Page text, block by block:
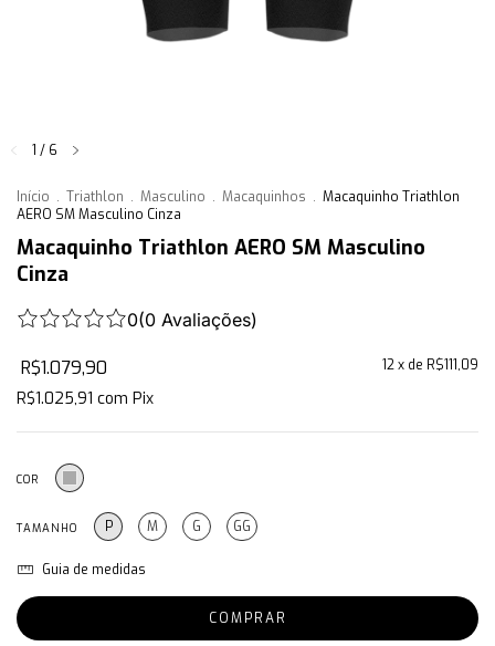
1 / 6
Início . Triathlon . Masculino . Macaquinhos . Macaquinho Triathlon
AERO SM Masculino Cinza
Macaquinho Triathlon AERO SM Masculino
Cinza
0(0 Avaliações)
R$1.079,90 12x de R$111,09
R$1.025,91 com Pix
COR
TAMANHO P M G GG
Guia de medidas